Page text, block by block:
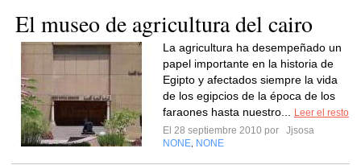
El museo de agricultura del cairo
La agricultura ha desempeñado un
papel importante en la historia de
Egipto y afectados siempre la vida
de los egipcios de la época de los
faraones hasta nuestro...
Leer el resto
El 28 septiembre 2010 por
Jjsosa
NONE NONE